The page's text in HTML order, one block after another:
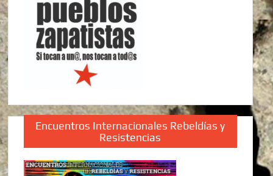
Encuentros Internacionales Rebeldías y
Resistencias